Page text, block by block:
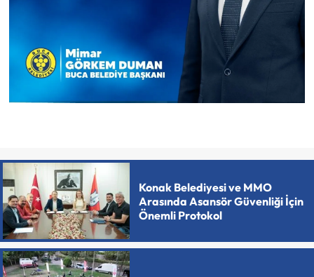
Konak Belediyesi ve MMO
Arasında Asansör Güvenliği İçin
Önemli Protokol